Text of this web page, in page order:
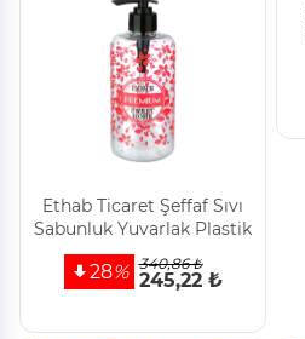
Ethab Ti̇caret Şeffaf Sıvı
Sabunluk Yuvarlak Plasti̇k
Pompalı 500 Ml
28% 340,86 ₺
245,22 ₺